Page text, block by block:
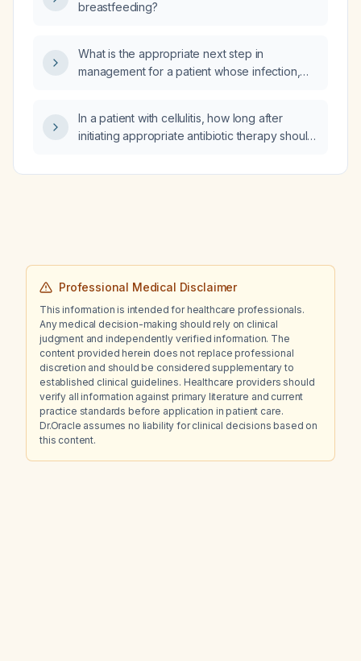
breastfeeding?
What is the appropriate next step in
management for a patient whose infection,
In a patient with cellulitis, how long after
initiating appropriate antibiotic therapy should
Professional Medical Disclaimer
This information is intended for healthcare professionals.
Any medical decision-making should rely on clinical
judgment and independently verified information. The
content provided herein does not replace professional
discretion and should be considered supplementary to
established clinical guidelines. Healthcare providers should
verify all information against primary literature and current
practice standards before application in patient care.
Dr.Oracle assumes no liability for clinical decisions based on
this content.